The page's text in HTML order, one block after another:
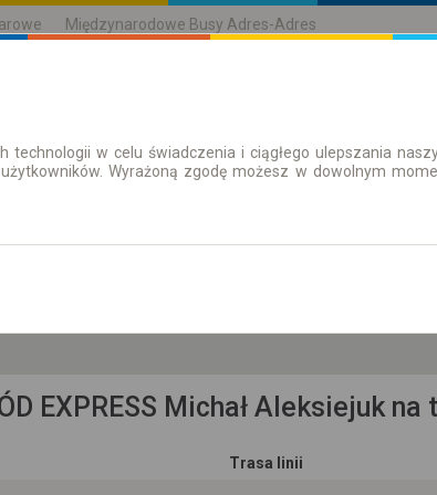
Międzynarodowe Busy Adres-Adres
| Bilety Bilety okresowe
EXPRESS Michał Aleksiejuk
Trasa linii
technologii w celu świadczenia i ciągłego ulepszania
Wyrażoną zgodę możesz w dowolnym